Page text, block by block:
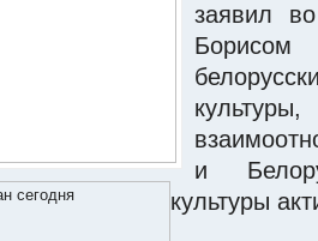
заявил
и
культуры